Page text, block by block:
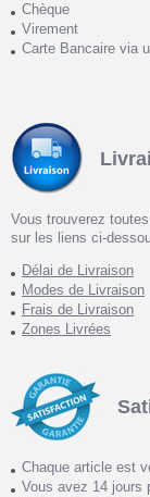
Chèque
Virement
Carte Bancaire via
Vous trouverez
sur les liens ci-
Délai de Livraison
Modes de Livraison
Frais de Livraison
Zones Livrées
Chaque article est
Vous avez 14 jours